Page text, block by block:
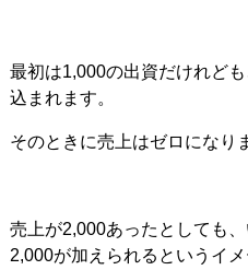
最初は1,000の出資だけれど
込まれます。
そのときに売上はゼロになり
売上が2,000あったとしても
2,000が加えられるというイ